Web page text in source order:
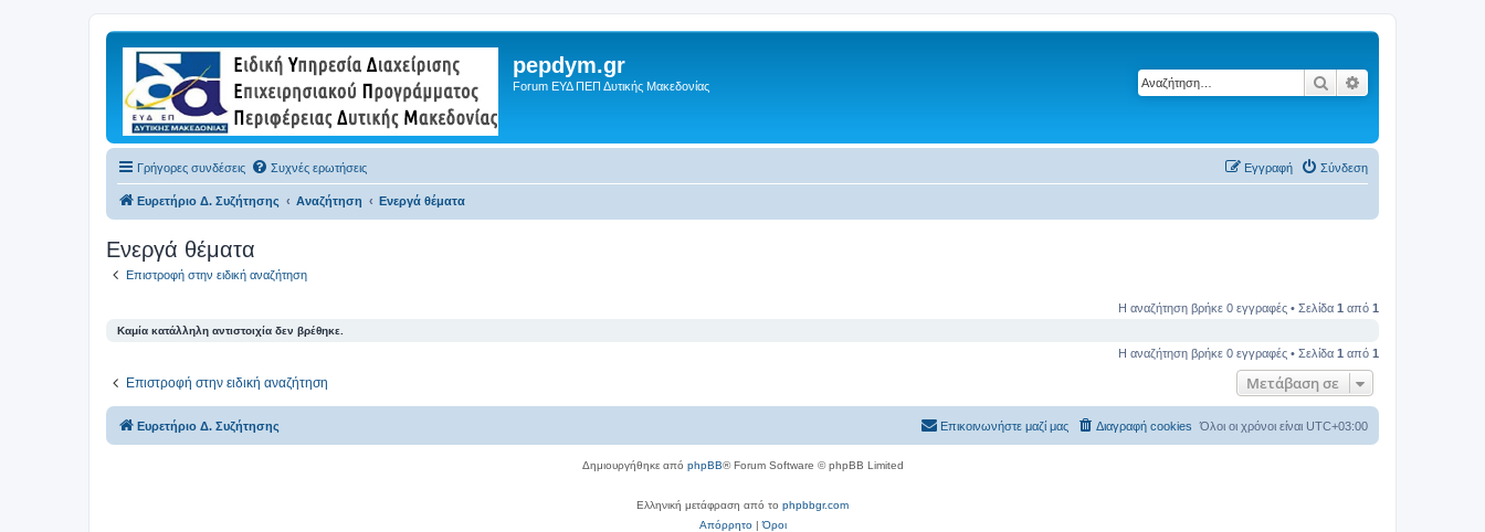
pepdym.gr
Forum ΕΥΔ ΠΕΠ Δυτικής Μακεδονίας Αναζήτηση
Γρήγορες συνδέσεις Συχνές ερωτήσεις Σύνδεση
Εγγραφή
Ευρετήριο Δ. Συζήτησης Αναζήτηση Ενεργά θέματα
Ενεργά θέματα
Επιστροφή στην ειδική αναζήτηση
Η αναζήτηση βρήκε 0 εγγραφές • Σελίδα 1 από 1
Καμία κατάλληλη αντιστοιχία δεν βρέθηκε.
Η αναζήτηση βρήκε 0 εγγραφές • Σελίδα 1 από 1
Επιστροφή στην ειδική αναζήτηση Μετάβαση σε
Ευρετήριο Δ. Συζήτησης Όλοι οι χρόνοι είναι UTC+03:00
Διαγραφή cookies
Επικοινωνήστε μαζί μας
Δημιουργήθηκε από phpBB® Forum Software © phpBB Limited
Ελληνική μετάφραση από το phpbbgr.com
Απόρρητο|Όροι